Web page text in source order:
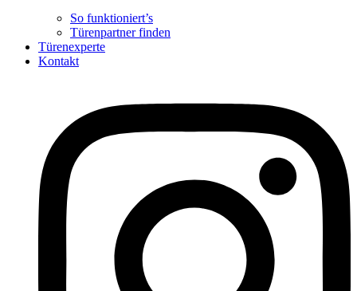
So funktioniert’s
Türenpartner finden
Türenexperte
Kontakt